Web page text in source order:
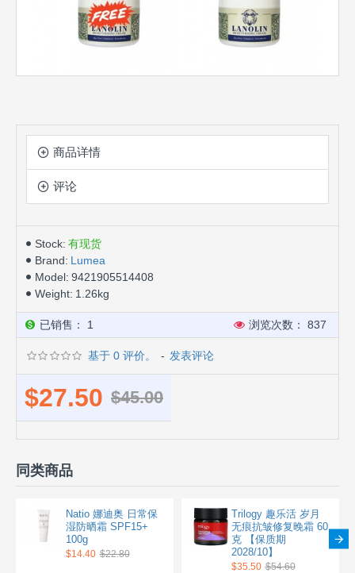
商品详情
评论
Stock: 有现货
Brand: Lumea
Model: 9421905514408
Weight: 1.26kg
已销售： 1 浏览次数： 837
基于 0 评价。 - 发表评论
$27.50 $45.00
同类商品
Natio 娜迪奥 日常保
湿防晒霜 SPF15+
100g
$14.40 $22.80
Trilogy 趣乐活 岁月
无痕抗皱修复晚霜 60
克 【保质期
2028/10】
$35.50 $54.60